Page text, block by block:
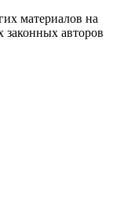
материалов на
законных авторов